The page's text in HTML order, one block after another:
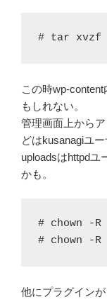
# tar xvzf
この時wp-
もしれない。
管理画面上から
どはkusanagiユ
uploadsはhttpdユ
かも。
# chown -
# chown -
他にプラグイン